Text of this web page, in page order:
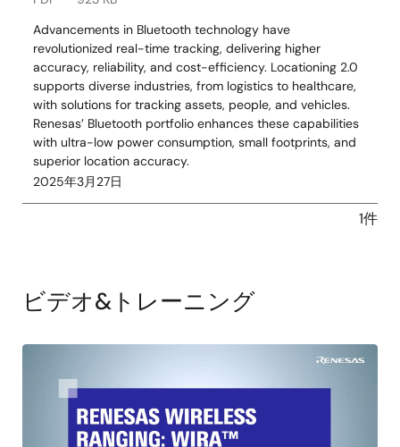
Advancements in Bluetooth technology have
revolutionized real-time tracking, delivering higher
accuracy, reliability, and cost-efficiency. Locationing 2.0
supports diverse industries, from logistics to healthcare,
with solutions for tracking assets, people, and vehicles.
Renesas’ Bluetooth portfolio enhances these capabilities
with ultra-low power consumption, small footprints, and
superior location accuracy.
2025年3月27日
1件
ビデオ&トレーニング